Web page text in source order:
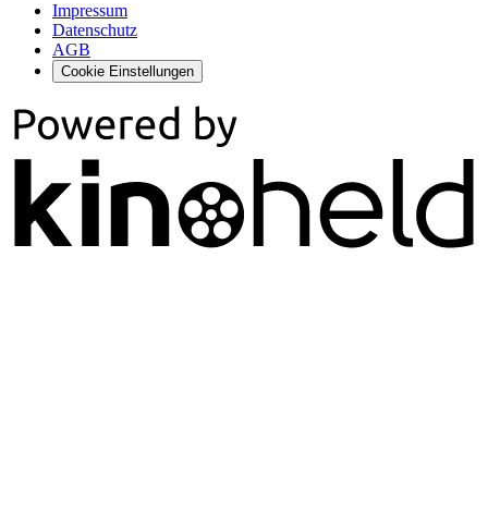
Impressum
Datenschutz
AGB
Cookie Einstellungen